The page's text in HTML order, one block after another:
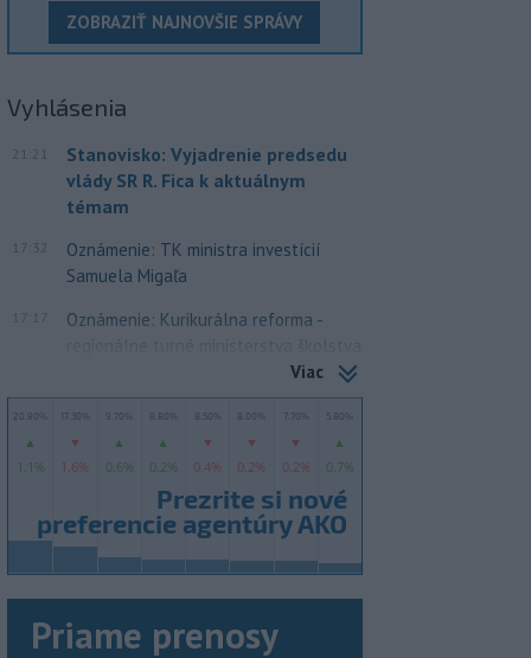
ZOBRAZIŤ NAJNOVŠIE SPRÁVY
Vyhlásenia
21:21
Stanovisko: Vyjadrenie predsedu
vlády SR R. Fica k aktuálnym
témam
17:32
Oznámenie: TK ministra investícií
Samuela Migaľa
Oznámenie: Kurikurálna reforma -
regionálne turné ministerstva školstva
Viac
Priame prenosy